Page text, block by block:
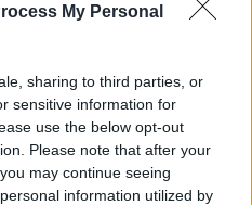
My Personal
sharing to third parties, or
sensitive information for
use the below opt-out
Please note that after your
may continue seeing
information utilized by
PLUS